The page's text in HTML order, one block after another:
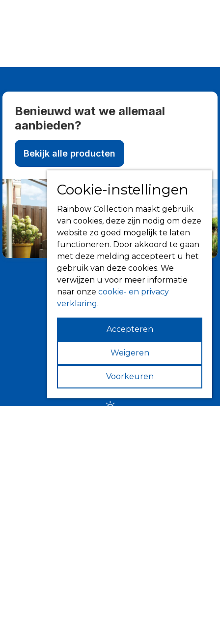
Benieuwd wat we allemaal
aanbieden?
Bekijk alle producten
Informatie
Over ons
Tips
Verkooppunten
Cookie-instellingen
Rainbow Collection maakt gebruik
van cookies, deze zijn nodig om deze
website zo goed mogelijk te laten
functioneren. Door akkoord te gaan
met deze melding accepteert u het
gebruik van deze cookies. We
verwijzen u voor meer informatie
naar onze cookie- en privacy
verklaring.
Accepteren
Weigeren
Voorkeuren